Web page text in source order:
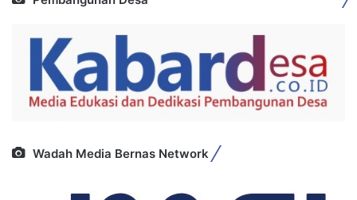
Wadah Media Bernas Network